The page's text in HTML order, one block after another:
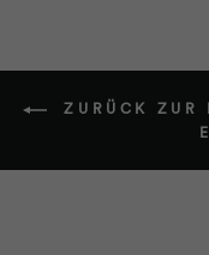
ZURÜCK ZUR